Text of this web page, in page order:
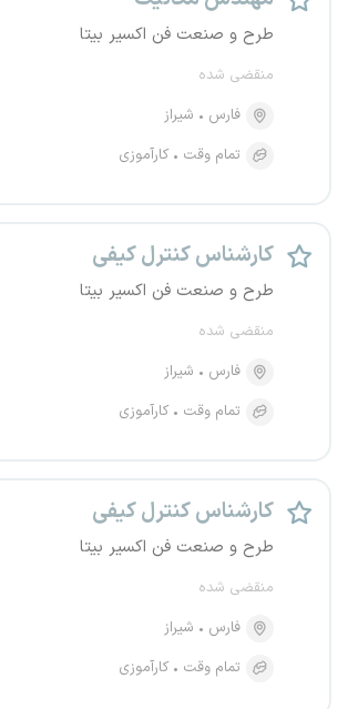
طرح و صنعت فن اکسیر بیتا
منقضی شده
فارس
شیراز
تمام وقت
کارآموزی
کارشناس کنترل کیفی
طرح و صنعت فن اکسیر بیتا
منقضی شده
فارس
شیراز
تمام وقت
کارآموزی
کارشناس کنترل کیفی
طرح و صنعت فن اکسیر بیتا
منقضی شده
فارس
شیراز
تمام وقت
کارآموزی